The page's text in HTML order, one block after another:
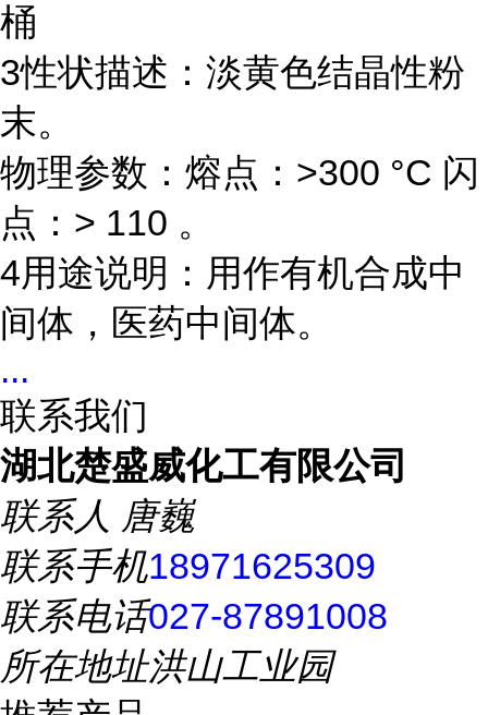
桶
3性状描述：淡黄色结晶性粉
末。
物理参数：熔点：>300 °C 闪
点：> 110 。
4用途说明：用作有机合成中
间体，医药中间体。
...
联系我们
湖北楚盛威化工有限公司
联系人 唐巍
联系手机18971625309
联系电话027-87891008
所在地址洪山工业园